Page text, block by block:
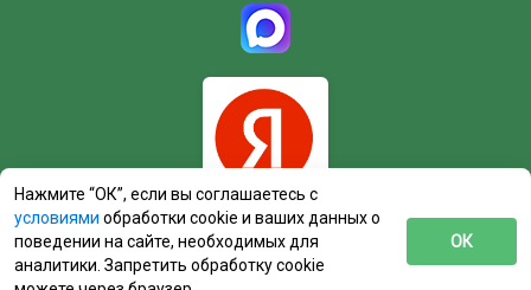
Нажмите “ОК”, если вы соглашаетесь с
условиями обработки cookie и ваших данных о
поведении на сайте, необходимых для
аналитики. Запретить обработку cookie
ОК